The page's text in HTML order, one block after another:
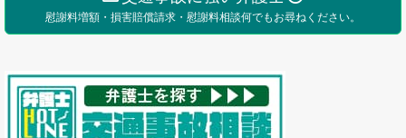
慰謝料増額・損害賠償請求・慰謝料相談何でもお尋ねください。